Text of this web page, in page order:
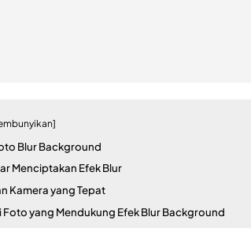
Blur Background
Menciptakan Efek Blur
Kamera yang Tepat
yang Mendukung Efek Blur Background